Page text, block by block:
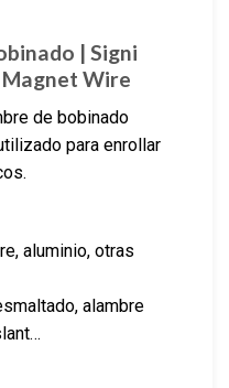
| Signi
Wire
de bobinado
para enrollar
aluminio, otras
alambre